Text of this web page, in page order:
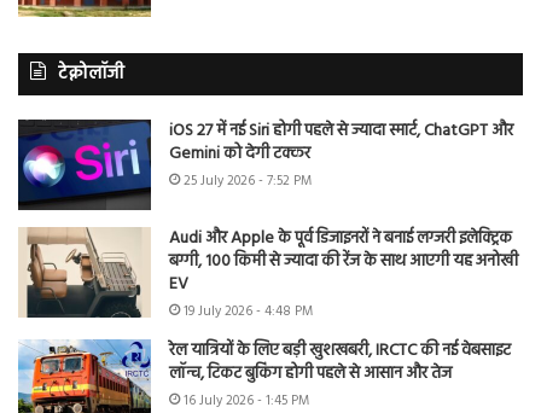
टेक्नोलॉजी
iOS 27 में नई Siri होगी पहले से ज्यादा स्मार्ट, ChatGPT और
Gemini को देगी टक्कर
25 July 2026 - 7:52 PM
Audi और Apple के पूर्व डिजाइनरों ने बनाई लग्जरी इलेक्ट्रिक
बग्गी, 100 किमी से ज्यादा की रेंज के साथ आएगी यह अनोखी
EV
19 July 2026 - 4:48 PM
रेल यात्रियों के लिए बड़ी खुशखबरी, IRCTC की नई वेबसाइट
लॉन्च, टिकट बुकिंग होगी पहले से आसान और तेज
16 July 2026 - 1:45 PM